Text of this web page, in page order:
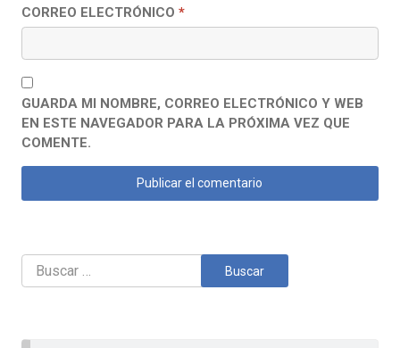
CORREO ELECTRÓNICO *
GUARDA MI NOMBRE, CORREO ELECTRÓNICO Y WEB
EN ESTE NAVEGADOR PARA LA PRÓXIMA VEZ QUE
COMENTE.
Buscar: